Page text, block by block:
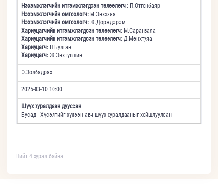
Нэхэмжлэгчийн итгэмжлэгдсэн төлөөлөгч : П.Отгонбаяр
Нэхэмжлэгчийн өмгөөлөгч: М.Энхзаяа
Нэхэмжлэгчийн өмгөөлөгч: Ж.Дорждэрэм
Хариуцагчийн итгэмжлэгдсэн төлөөлөгч: М.Саранзаяа
Хариуцагчийн итгэмжлэгдсэн төлөөлөгч: Д.Мөнхтуяа
Хариуцагч: Н.Булган
Хариуцагч: Ж.Энхтүвшин
Э.Золбадрах
2025-03-10 10:00
Шүүх хуралдаан дууссан
Бусад - Хүсэлтийг хүлээн авч шүүх хуралдааныг хойшлуулсан
Нийт 4 хурал байна.